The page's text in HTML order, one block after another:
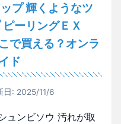
プ 輝くようなツ
ーリングＥＸ
で買える？オンラ
ド
日: 2025/11/6
ュンビソウ 汚れが取